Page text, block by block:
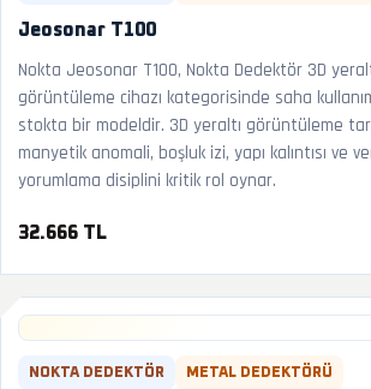
Jeosonar T100
Nokta Jeosonar T100, Nokta Dedektör 3D
görüntüleme cihazı kategorisinde saha
stokta bir modeldir. 3D yeraltı görüntüleme
manyetik anomali, boşluk izi, yapı kalıntısı ve
yorumlama disiplini kritik rol oynar.
32.666 TL
NOKTA DEDEKTÖR METAL DEDEKTÖRÜ